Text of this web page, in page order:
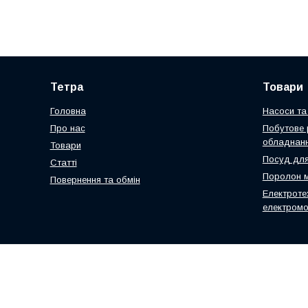
Тетра
Головна
Про нас
Товари
Статті
Повернення та обмін
Товари
Насоси та
Побутове
Посуд для
Поролон